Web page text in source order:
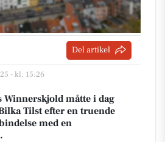
Del artikel
- kl. 15:26
Winnerskjold måtte i dag
Tilst efter en truende
med en